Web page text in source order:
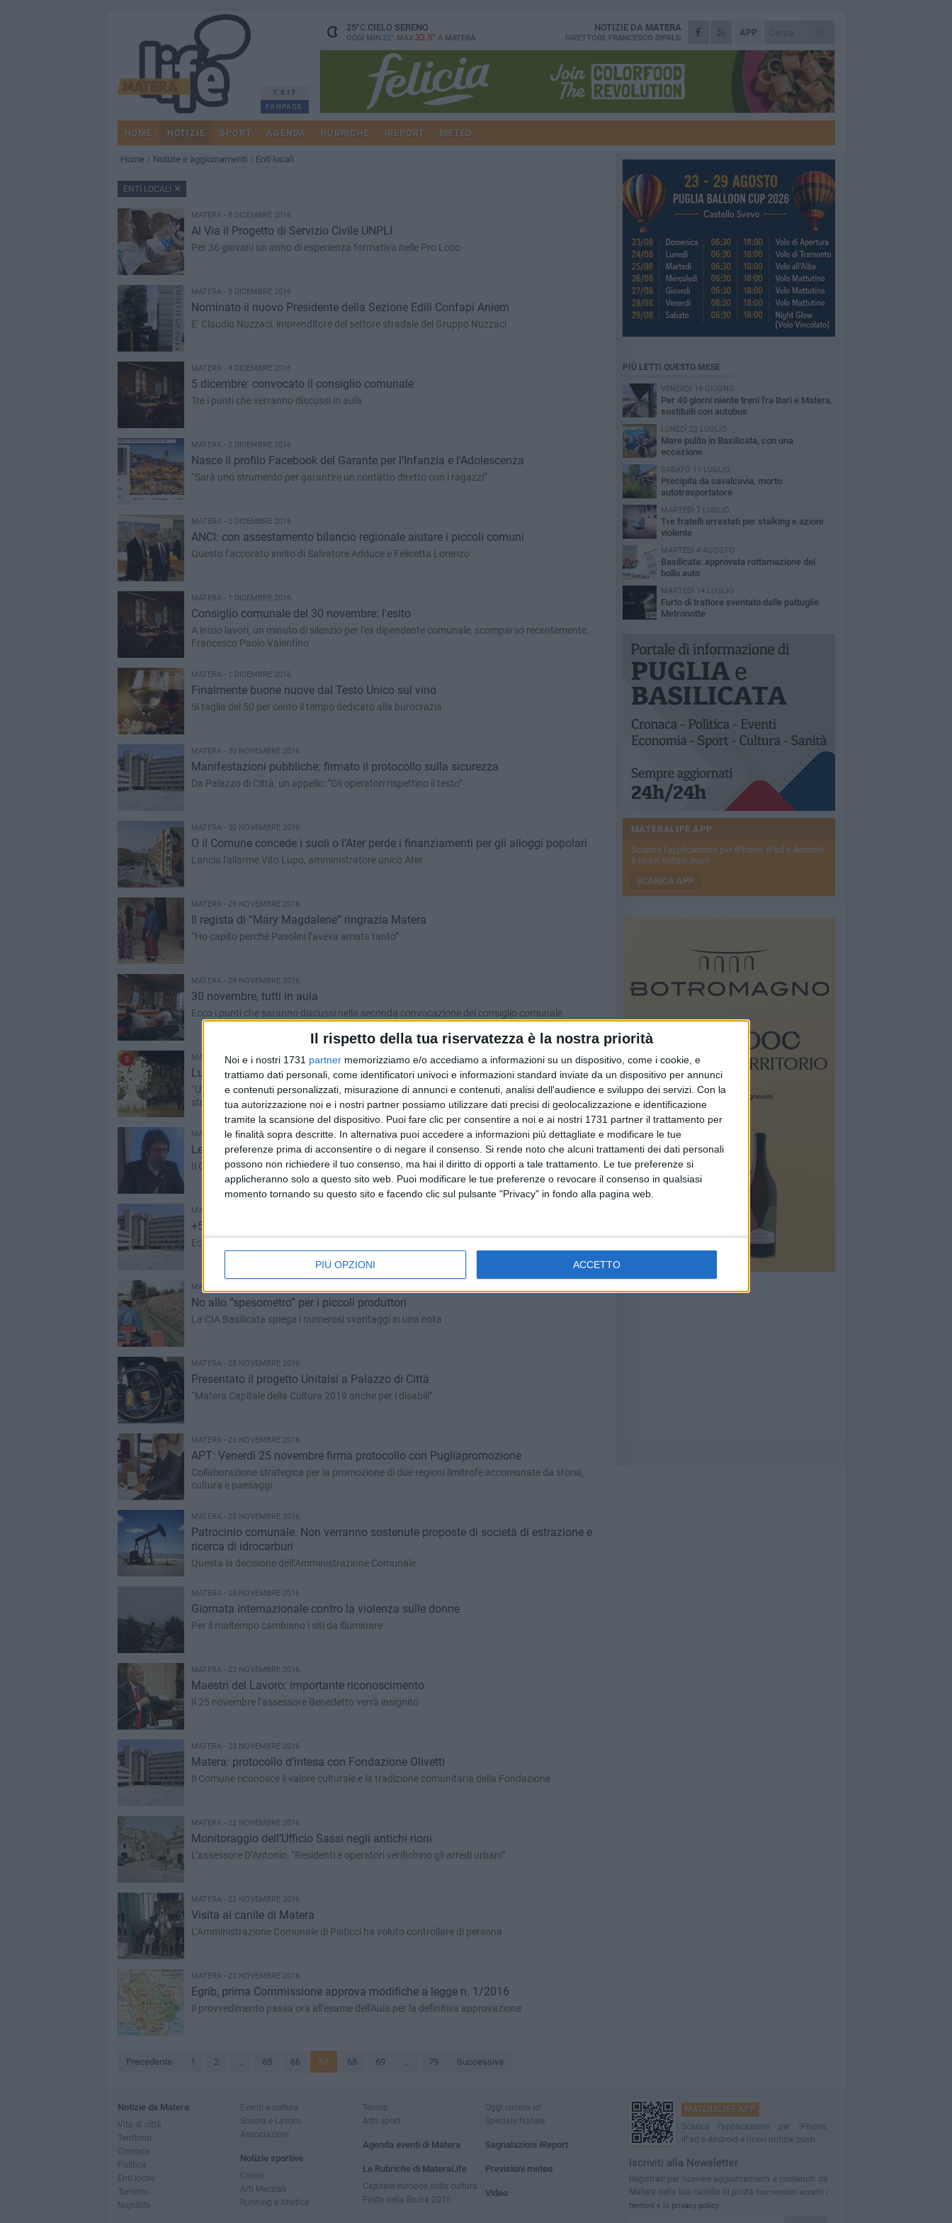
Il rispetto della tua riservatezza è la nostra priorità
Noi e i nostri 1731 partner memorizziamo e/o accediamo a informazioni su un dispositivo, come i cookie, e
trattiamo dati personali, come identificatori univoci e informazioni standard inviate da un dispositivo per annunci
e contenuti personalizzati, misurazione di annunci e contenuti, analisi dell'audience e sviluppo dei servizi. Con la
tua autorizzazione noi e i nostri partner possiamo utilizzare dati precisi di geolocalizzazione e identificazione
tramite la scansione del dispositivo. Puoi fare clic per consentire a noi e ai nostri 1731 partner il trattamento per
le finalità sopra descritte. In alternativa puoi accedere a informazioni più dettagliate e modificare le tue
preferenze prima di acconsentire o di negare il consenso. Si rende noto che alcuni trattamenti dei dati personali
possono non richiedere il tuo consenso, ma hai il diritto di opporti a tale trattamento. Le tue preferenze si
applicheranno solo a questo sito web. Puoi modificare le tue preferenze o revocare il consenso in qualsiasi
momento tornando su questo sito e facendo clic sul pulsante "Privacy" in fondo alla pagina web.
PIÙ OPZIONI ACCETTO
7.517
FANPAGE
25°CCIELO SERENO
OGGI MIN 22° MAX 33.5° A MATERA
APP
NOTIZIE DA MATERA
DIRETTORE FRANCESCO DIPALO
HOME NOTIZIE SPORT AGENDA RUBRICHE IREPORT METEO
Home Notizie e aggiornamenti Enti locali
ENTI LOCALI
MATERA - 8 DICEMBRE 2016
Al Via il Progetto di Servizio Civile UNPLI
Per 36 giovani un anno di esperienza formativa nelle Pro Loco
MATERA - 8 DICEMBRE 2016
Nominato il nuovo Presidente della Sezione Edili Confapi Aniem
E’ Claudio Nuzzaci, imprenditore del settore stradale del Gruppo Nuzzaci
MATERA - 4 DICEMBRE 2016
5 dicembre: convocato il consiglio comunale
Tre i punti che verranno discussi in aula
MATERA - 2 DICEMBRE 2016
Nasce il profilo Facebook del Garante per l’Infanzia e l’Adolescenza
“Sarà uno strumento per garantire un contatto diretto con i ragazzi”
MATERA - 2 DICEMBRE 2016
ANCI: con assestamento bilancio regionale aiutare i piccoli comuni
Questo l’accorato invito di Salvatore Adduce e Felicetta Lorenzo
MATERA - 1 DICEMBRE 2016
Consiglio comunale del 30 novembre: l'esito
A inizio lavori, un minuto di silenzio per l'ex dipendente comunale, scomparso recentemente,
Francesco Paolo Valentino
MATERA - 1 DICEMBRE 2016
Finalmente buone nuove dal Testo Unico sul vino
Si taglia del 50 per cento il tempo dedicato alla burocrazia
MATERA - 30 NOVEMBRE 2016
Manifestazioni pubbliche: firmato il protocollo sulla sicurezza
Da Palazzo di Città, un appello: "Gli operatori rispettino il testo"
MATERA - 30 NOVEMBRE 2016
O il Comune concede i suoli o l’Ater perde i finanziamenti per gli alloggi popolari
Lancia l'allarme Vito Lupo, amministratore unico Ater
MATERA - 29 NOVEMBRE 2016
Il regista di “Mary Magdalene” ringrazia Matera
“Ho capito perché Pasolini l’aveva amata tanto”
MATERA - 29 NOVEMBRE 2016
30 novembre, tutti in aula
Ecco i punti che saranno discussi nella seconda convocazione del consiglio comunale
5 MATERA - 29 NOVEMBRE 2016
Luminarie natalizie, il Comune collabora con i commercianti
“Una sinergia operativa che non ha trascurato alcun aspetto e ci ha portati ad un risultato
straordinario”
MATERA - 29 NOVEMBRE 2016
Leo Montemurro nuovo responsabile delle relazioni esterne
Il Consiglio Direttivo del Consorzio del Pane di Matera premia esperienza e competenza
MATERA - 28 NOVEMBRE 2016
+5000 euro per lo staff del sindaco
Ecco tutti i dettagli della delibera
MATERA - 26 NOVEMBRE 2016
No allo “spesometro” per i piccoli produttori​
La CIA Basilicata spiega i numerosi svantaggi in una nota
MATERA - 25 NOVEMBRE 2016
Presentato il progetto Unitalsi a Palazzo di Città
“Matera Capitale della Cultura 2019 anche per i disabili”
MATERA - 25 NOVEMBRE 2016
APT: Venerdì 25 novembre firma protocollo con Pugliapromozione
Collaborazione strategica per la promozione di due regioni limitrofe accomunate da storia,
cultura e paesaggi
MATERA - 25 NOVEMBRE 2016
Patrocinio comunale. Non verranno sostenute proposte di società di estrazione e
ricerca di idrocarburi
Questa la decisione dell’Amministrazione Comunale
MATERA - 25 NOVEMBRE 2016
Giornata internazionale contro la violenza sulle donne
Per il maltempo cambiano i siti da illuminare
MATERA - 23 NOVEMBRE 2016
Maestri del Lavoro: importante riconoscimento
Il 25 novembre l’assessore Benedetto verrà insignito
MATERA - 23 NOVEMBRE 2016
Matera: protocollo d’intesa con Fondazione Olivetti
Il Comune riconosce il valore culturale e la tradizione comunitaria della Fondazione
MATERA - 22 NOVEMBRE 2016
Monitoraggio dell’Ufficio Sassi negli antichi rioni
L’assessore D’Antonio: “Residenti e operatori verifichino gli arredi urbani”
MATERA - 22 NOVEMBRE 2016
Visita al canile di Matera
L’Amministrazione Comunale di Pisticci ha voluto controllare di persona
MATERA - 22 NOVEMBRE 2016
Egrib, prima Commissione approva modifiche a legge n. 1/2016
Il provvedimento passa ora all'esame dell'Aula per la definitiva approvazione
Precedente 1 2 ... 65 66 67 68 69 ... 79 Successiva
PIÙ LETTI QUESTO MESE
VENERDÌ 19 GIUGNO
Per 40 giorni niente treni fra Bari e Matera,
sostituiti con autobus
LUNEDÌ 20 LUGLIO
Mare pulito in Basilicata, con una
eccezione
SABATO 11 LUGLIO
Precipita da cavalcavia, morto
autotrasportatore
MARTEDÌ 7 LUGLIO
Tre fratelli arrestati per stalking e azioni
violente
MARTEDÌ 4 AGOSTO
Basilicata: approvata rottamazione del
bollo auto
MARTEDÌ 14 LUGLIO
Furto di trattore sventato dalle pattuglie
Metronotte
MATERALIFE APP
Scarica l'applicazione per iPhone, iPad e Android
e ricevi notizie push
SCARICA APP
Notizie da Matera
Vita di città
Territorio
Cronaca
Politica
Enti locali
Turismo
Nightlife
Eventi e cultura
Scuola e Lavoro
Associazioni
Notizie sportive
Calcio
Arti Marziali
Running e Atletica
Tennis
Altri sport
Agenda eventi di Matera
Le Rubriche di MateraLife
Capitale europea della cultura
Festa della Bruna 2016
Oggi cucino io!
Speciale Natale
Segnalazioni iReport
Previsioni meteo
Video
MATERALIFE APP
Scarica l'applicazione per iPhone,
iPad e Android e ricevi notizie push
Iscriviti alla Newsletter
Registrati per ricevere aggiornamenti e contenuti da
Matera nella tua casella di posta Iscrivendoti accetti i
termini e la privacy policy